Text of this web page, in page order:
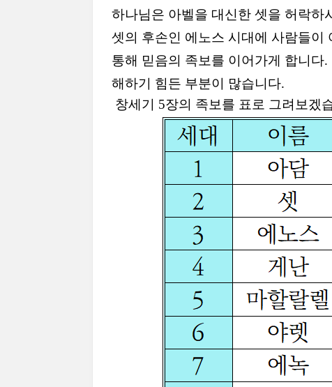
하나님은 아벨을 대신한 셋을 허락하
셋의 후손인 에노스 시대에 사람들이
통해 믿음의 족보를 이어가게 합니다.
해하기 힘든 부분이 많습니다.
창세기 5장의 족보를 표로 그려보겠